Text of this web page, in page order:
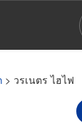
> วรเนตร ไฮไฟ